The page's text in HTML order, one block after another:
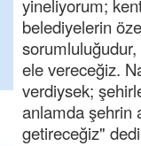
yineliyorum;
belediyelerin
sorumluluğudur,
ele vereceğiz.
verdiysek;
anlamda şehrin
getireceğiz"